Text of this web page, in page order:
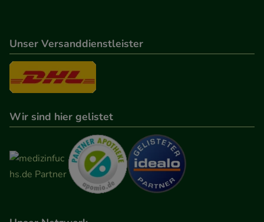
Unser Versanddienstleister
Wir sind hier gelistet